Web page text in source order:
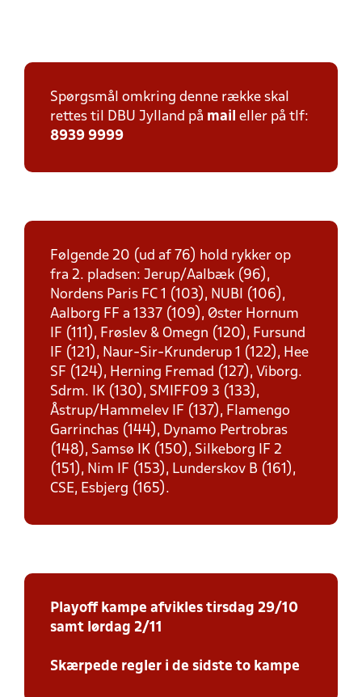
Spørgsmål omkring denne række skal
rettes til DBU Jylland på mail eller på tlf:
8939 9999
Følgende 20 (ud af 76) hold rykker op
fra 2. pladsen: Jerup/Aalbæk (96),
Nordens Paris FC 1 (103), NUBI (106),
Aalborg FF a 1337 (109), Øster Hornum
IF (111), Frøslev & Omegn (120), Fursund
IF (121), Naur-Sir-Krunderup 1 (122), Hee
SF (124), Herning Fremad (127), Viborg.
Sdrm. IK (130), SMIFF09 3 (133),
Åstrup/Hammelev IF (137), Flamengo
Garrinchas (144), Dynamo Pertrobras
(148), Samsø IK (150), Silkeborg IF 2
(151), Nim IF (153), Lunderskov B (161),
CSE, Esbjerg (165).
Playoff kampe afvikles tirsdag 29/10
samt lørdag 2/11
Skærpede regler i de sidste to kampe